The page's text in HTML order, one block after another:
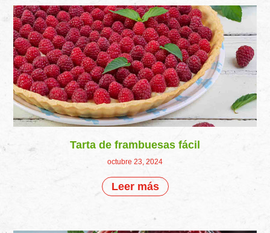
Tarta de frambuesas fácil
octubre 23, 2024
Leer más